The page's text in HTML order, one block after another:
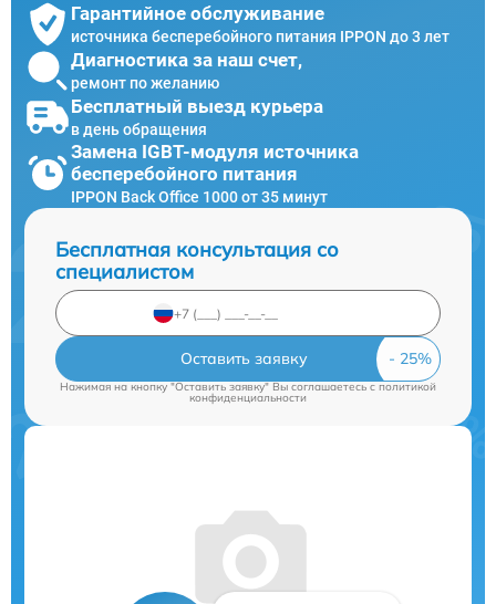
Гарантийное обслуживание
источника бесперебойного питания IPPON до 3 лет
Диагностика за наш счет,
ремонт по желанию
Бесплатный выезд курьера
в день обращения
Замена IGBT-модуля источника
бесперебойного питания
IPPON Back Office 1000 от 35 минут
Бесплатная консультация со
специалистом
Оставить заявку
Нажимая на кнопку "Оставить заявку" Вы соглашаетесь cполитикой
конфиденциальности